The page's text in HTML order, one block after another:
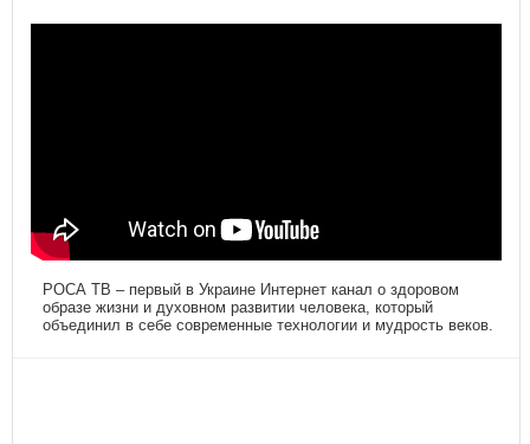
РОСА ТВ – первый в Украине Интернет канал о здоровом
образе жизни и духовном развитии человека, который
объединил в себе современные технологии и мудрость веков.